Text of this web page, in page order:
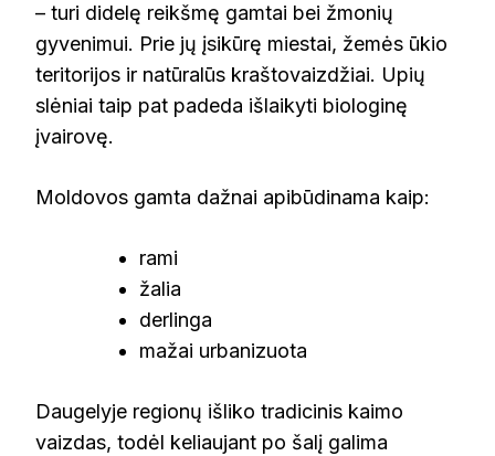
– turi didelę reikšmę gamtai bei žmonių
gyvenimui. Prie jų įsikūrę miestai, žemės ūkio
teritorijos ir natūralūs kraštovaizdžiai. Upių
slėniai taip pat padeda išlaikyti biologinę
įvairovę.
Moldovos gamta dažnai apibūdinama kaip:
rami
žalia
derlinga
mažai urbanizuota
Daugelyje regionų išliko tradicinis kaimo
vaizdas, todėl keliaujant po šalį galima